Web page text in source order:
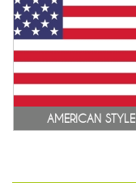
AMERICAN STYLE